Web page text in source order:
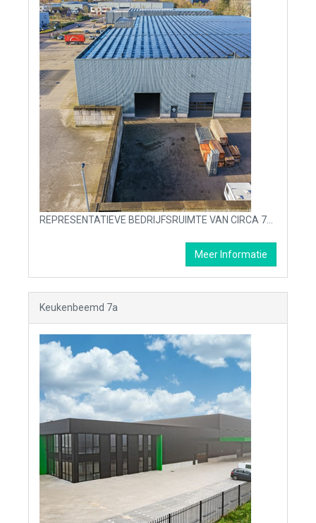
Meer Informatie
Keukenbeemd 7a